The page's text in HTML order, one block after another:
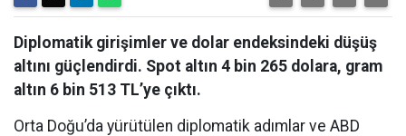
Diplomatik girişimler ve dolar endeksindeki düşüş
altını güçlendirdi. Spot altın 4 bin 265 dolara, gram
altın 6 bin 513 TL’ye çıktı.
Orta Doğu’da yürütülen diplomatik adımlar ve ABD